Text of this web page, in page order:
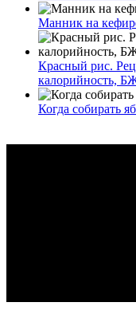
Манник на
Красный рис.
калорийность,
Когда собирать